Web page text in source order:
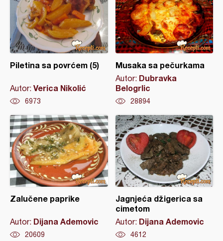
Piletina sa povrćem (5)
Autor: Verica Nikolić
6973
Musaka sa pečurkama
Autor: Dubravka
Belogrlic
28894
Zalučene paprike
Autor: Dijana Ademovic
20609
Jagnjeća džigerica sa
cimetom
Autor: Dijana Ademovic
4612